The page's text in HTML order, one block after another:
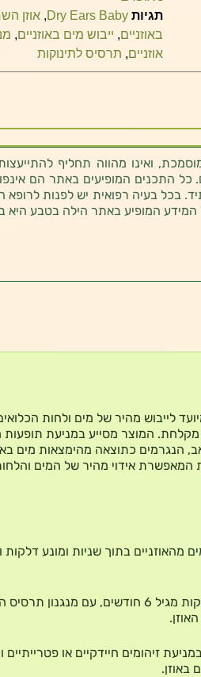
תגיות Dry Ears Baby
, אוזן
באוזניים, ייבוש מים באוזניים,
אוזניים, תרסיס לתינוקות
ואינו מהווה תחליף
התכנים המופיעים באתר הם
בכל בעיה רפואית יש לפנות לרופא
המופיע באתר הילה בטבע היא
לייבוש מהיר של מים ולחות
מקלחת. המוצר מסייע במניעת תופעות
הנגרמים כתוצאה מהימצאות מים
המאפשרת אידוי מהיר של המים
מהאוזניים בתוך שניות ומונע דלקות
מתאים לתינוקות מגיל 6 חודשים, עם מנגנון
זיהומים חיידקיים או פטרייתיים
באוזן.